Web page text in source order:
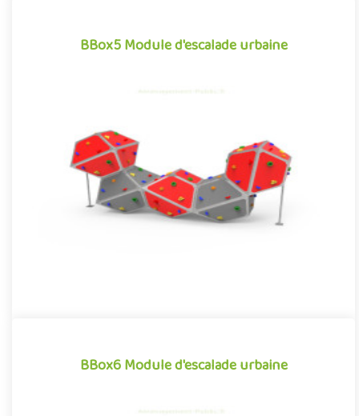
BBox5 Module d'escalade urbaine
Structure d'escalade pour aménagements extérieurs, le module
de grimpe urbaine BBox5 se démarque par son caractère à la
fois ..
Offre partenaire
BBox6 Module d'escalade urbaine